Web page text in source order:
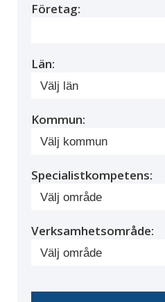
Företag:
Län:
Kommun:
Specialistkompetens:
Verksamhetsområde: